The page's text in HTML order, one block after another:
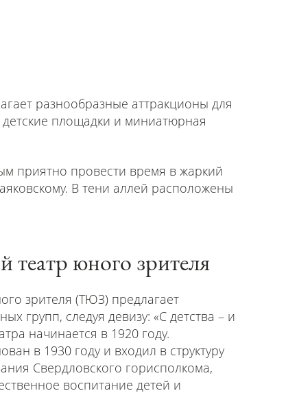
разнообразные аттракционы для
площадки и миниатюрная
приятно провести время в жаркий
В тени аллей расположены
театр юного зрителя
зрителя (ТЮЗ) предлагает
групп, следуя девизу: «С детства – и
начинается в 1920 году.
в 1930 году и входил в структуру
Свердловского горисполкома,
воспитание детей и